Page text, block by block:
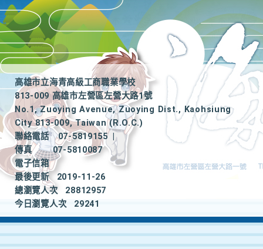
高雄市立海青高級工商職業學校
813-009 高雄市左營區左營大路1號
No.1, Zuoying Avenue, Zuoying Dist., Kaohsiung
City 813-009, Taiwan (R.O.C.)
聯絡電話
07-5819155
|
傳真
07-5810087
電子信箱
最後更新
2019-11-26
總瀏覽人次
28812957
今日瀏覽人次
29241